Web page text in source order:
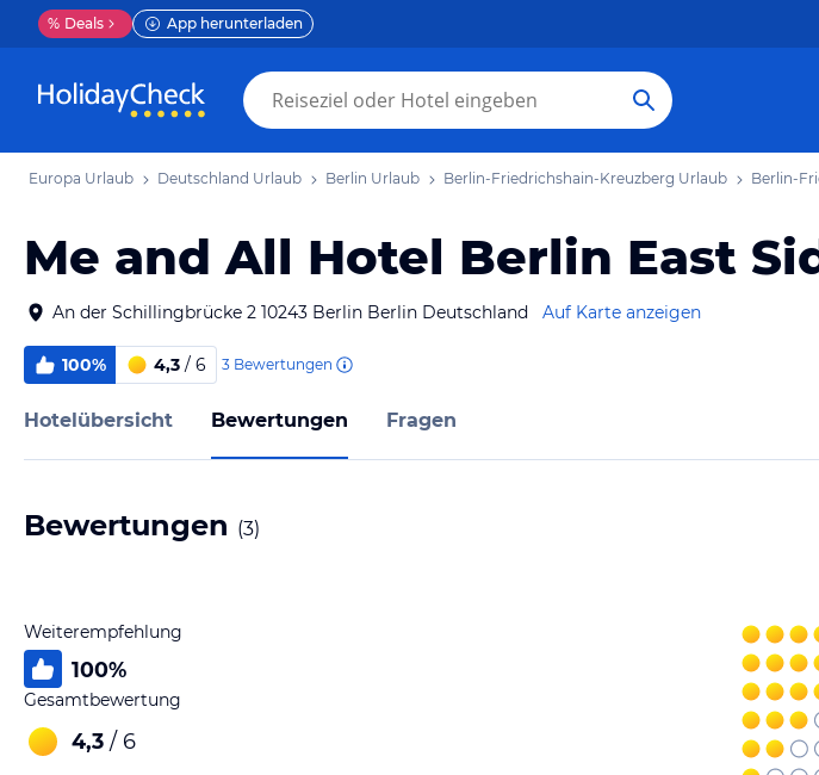
% Deals App herunterladen
Europa Urlaub Deutschland Urlaub Berlin Urlaub Berlin-Friedrichshain-Kreuzberg Urlaub Berlin-
Me and All Hotel Berlin East
An der Schillingbrücke 2 10243 Berlin Berlin Deutschland Auf Karte anzeigen
100% 4,3 / 6 3 Bewertungen
Hotelübersicht Bewertungen Fragen
Bewertungen (3)
Weiterempfehlung
100%
Gesamtbewertung
4,3 / 6